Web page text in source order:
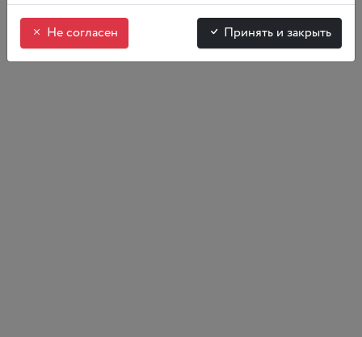
OSTROVSKY AWARD
Не согласен Принять и закрыть